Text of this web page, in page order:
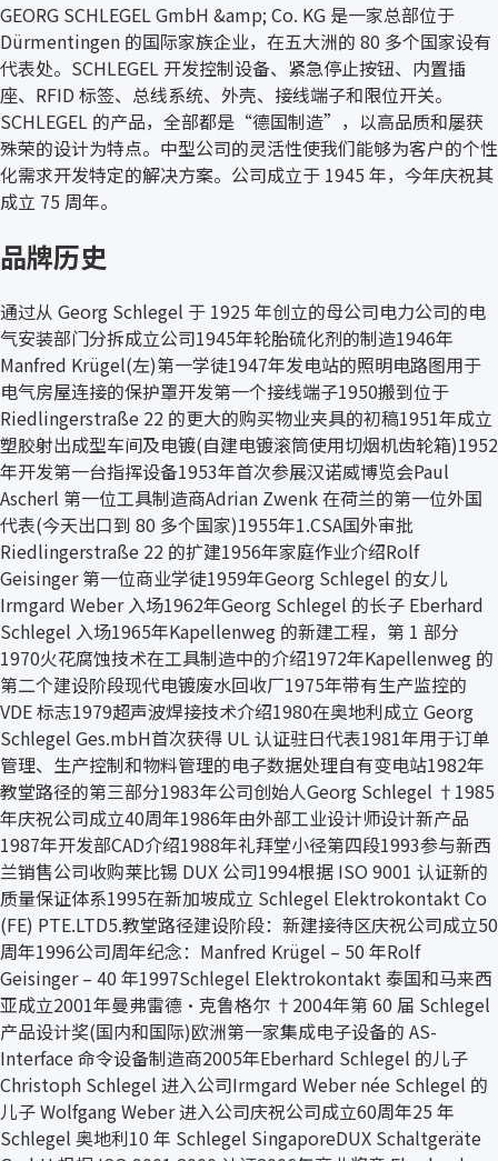
GEORG SCHLEGEL GmbH &amp; Co. KG 是一家总部位于
Dürmentingen 的国际家族企业，在五大洲的 80 多个国家设有
代表处。SCHLEGEL 开发控制设备、紧急停止按钮、内置插
座、RFID 标签、总线系统、外壳、接线端子和限位开关。
SCHLEGEL 的产品，全部都是“德国制造”，以高品质和屡获
殊荣的设计为特点。中型公司的灵活性使我们能够为客户的个性
化需求开发特定的解决方案。公司成立于 1945 年，今年庆祝其
成立 75 周年。
品牌历史
通过从 Georg Schlegel 于 1925 年创立的母公司电力公司的电
气安装部门分拆成立公司1945年轮胎硫化剂的制造1946年
Manfred Krügel(左)第一学徒1947年发电站的照明电路图用于
电气房屋连接的保护罩开发第一个接线端子1950搬到位于
Riedlingerstraße 22 的更大的购买物业夹具的初稿1951年成立
塑胶射出成型车间及电镀(自建电镀滚筒使用切烟机齿轮箱)1952
年开发第一台指挥设备1953年首次参展汉诺威博览会Paul
Ascherl 第一位工具制造商Adrian Zwenk 在荷兰的第一位外国
代表(今天出口到 80 多个国家)1955年1.CSA国外审批
Riedlingerstraße 22 的扩建1956年家庭作业介绍Rolf
Geisinger 第一位商业学徒1959年Georg Schlegel 的女儿
Irmgard Weber 入场1962年Georg Schlegel 的长子 Eberhard
Schlegel 入场1965年Kapellenweg 的新建工程，第 1 部分
1970火花腐蚀技术在工具制造中的介绍1972年Kapellenweg 的
第二个建设阶段现代电镀废水回收厂1975年带有生产监控的
VDE 标志1979超声波焊接技术介绍1980在奥地利成立 Georg
Schlegel Ges.mbH首次获得 UL 认证驻日代表1981年用于订单
管理、生产控制和物料管理的电子数据处理自有变电站1982年
教堂路径的第三部分1983年公司创始人Georg Schlegel †1985
年庆祝公司成立40周年1986年由外部工业设计师设计新产品
1987年开发部CAD介绍1988年礼拜堂小径第四段1993参与新西
兰销售公司收购莱比锡 DUX 公司1994根据 ISO 9001 认证新的
质量保证体系1995在新加坡成立 Schlegel Elektrokontakt Co
(FE) PTE.LTD5.教堂路径建设阶段：新建接待区庆祝公司成立50
周年1996公司周年纪念：Manfred Krügel – 50 年Rolf
Geisinger – 40 年1997Schlegel Elektrokontakt 泰国和马来西
亚成立2001年曼弗雷德·克鲁格尔 †2004年第 60 届 Schlegel
产品设计奖(国内和国际)欧洲第一家集成电子设备的 AS-
Interface 命令设备制造商2005年Eberhard Schlegel 的儿子
Christoph Schlegel 进入公司Irmgard Weber née Schlegel 的
儿子 Wolfgang Weber 进入公司庆祝公司成立60周年25 年
Schlegel 奥地利10 年 Schlegel SingaporeDUX Schaltgeräte